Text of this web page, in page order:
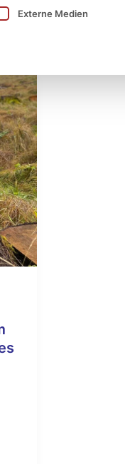
Service-
Externe Medien